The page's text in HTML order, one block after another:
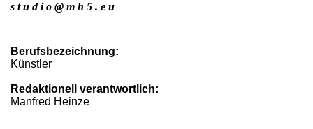
s t u d i o @ m h 5 . e u
Berufsbezeichnung:
Künstler
Redaktionell verantwortlich:
Manfred Heinze